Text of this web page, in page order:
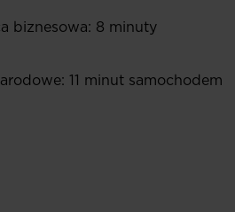
biznesowa: 8 minuty
11 minut samochodem